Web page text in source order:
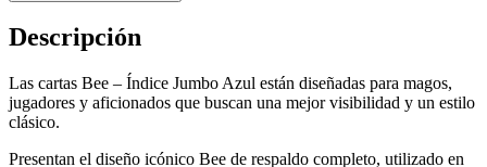
Descripción
Las cartas Bee – Índice Jumbo Azul están diseñadas para magos,
jugadores y aficionados que buscan una mejor visibilidad y un estilo
clásico.
Presentan el diseño icónico Bee de respaldo completo, utilizado en